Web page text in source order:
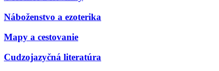
Náboženstvo a ezoterika
Mapy a cestovanie
Cudzojazyčná literatúra